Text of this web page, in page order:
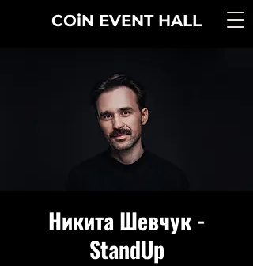
COiN EVENT HALL
Никита Шевчук -
StandUp